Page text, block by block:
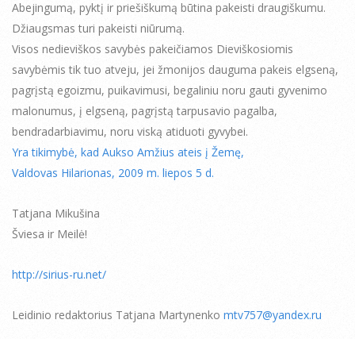
Abejingumą, pyktį ir priešiškumą būtina pakeisti draugiškumu.
Džiaugsmas turi pakeisti niūrumą.
Visos nedieviškos savybės pakeičiamos Dieviškosiomis
savybėmis tik tuo atveju, jei žmonijos dauguma pakeis elgseną,
pagrįstą egoizmu, puikavimusi, begaliniu noru gauti gyvenimo
malonumus, į elgseną, pagrįstą tarpusavio pagalba,
bendradarbiavimu, noru viską atiduoti gyvybei.
Yra tikimybė, kad Aukso Amžius ateis į Žemę,
Valdovas Hilarionas, 2009 m. liepos 5 d.
Tatjana Mikušina
Šviesa ir Meilė!
http://sirius-ru.net/
Leidinio redaktorius Tatjana Martynenko mtv757@yandex.ru